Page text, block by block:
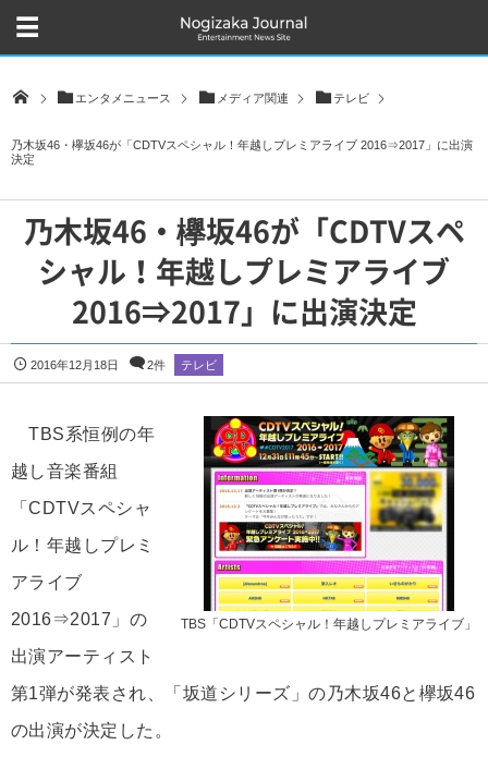
エンタメニュース メディア関連 テレビ
乃木坂46・欅坂46が「CDTVスペシャル！年越しプレミアライブ 2016⇒2017」に出演
決定
乃木坂46・欅坂46が「CDTVスペ
シャル！年越しプレミアライブ
2016⇒2017」に出演決定
2016年12月18日 2件 テレビ
TBS「CDTVスペシャル！年越しプレミアライブ」
TBS系恒例の年
越し音楽番組
「CDTVスペシャ
ル！年越しプレミ
アライブ
2016⇒2017」の
出演アーティスト
第1弾が発表され、「坂道シリーズ」の乃木坂46と欅坂46
の出演が決定した。